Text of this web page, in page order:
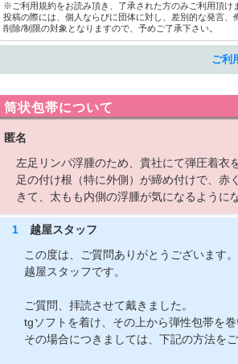
※ご利用規約をお読み頂き、了承された方のみご利用頂け
投稿の際には、個人ならびに団体に対し、差別的な発言
削除/制限の対象となりますので、予めご了承下さい。
ご利
筒状包帯について
匿名
左足リンパ浮腫のため、貴社にて弾圧着衣
足の付け根（特に外側）が締め付けで、赤
きて、太もも内側の浮腫が気になるように
1 越屋スタッフ
この度は、ご質問ありがとうございます。
越屋スタッフです。
ご質問、拝読させて戴きました。
tgソフトを着け、その上から弾性包帯を
その場合につきましては、下記の方法を